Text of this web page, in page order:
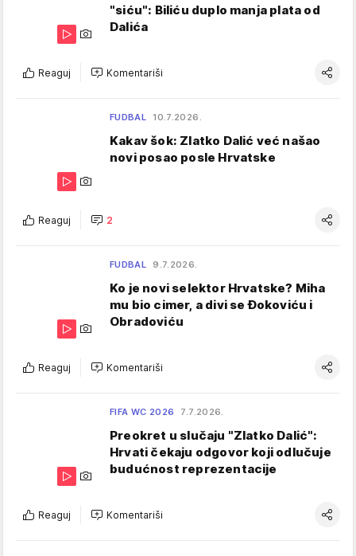
"siću": Biliću duplo manja plata od
Dalića
Reaguj Komentariši
FUDBAL 10.7.2026.
Kakav šok: Zlatko Dalić već našao
novi posao posle Hrvatske
Reaguj 2
FUDBAL 9.7.2026.
Ko je novi selektor Hrvatske? Miha
mu bio cimer, a divi se Đokoviću i
Obradoviću
Reaguj Komentariši
FIFA WC 2026 7.7.2026.
Preokret u slučaju "Zlatko Dalić":
Hrvati čekaju odgovor koji odlučuje
budućnost reprezentacije
Reaguj Komentariši